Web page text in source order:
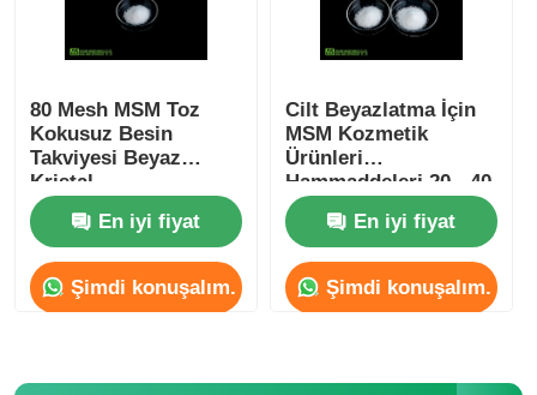
80 Mesh MSM Toz
Kokusuz Besin
Takviyesi Beyaz
Kristal
En iyi fiyat
Şimdi konuşalım.
Cilt Beyazlatma İçin
MSM Kozmetik
Ürünleri
Hammaddeleri 20 - 40
Mesh
En iyi fiyat
Şimdi konuşalım.